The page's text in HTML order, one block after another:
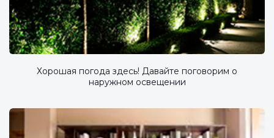
Хорошая погода здесь! Давайте поговорим о
наружном освещении